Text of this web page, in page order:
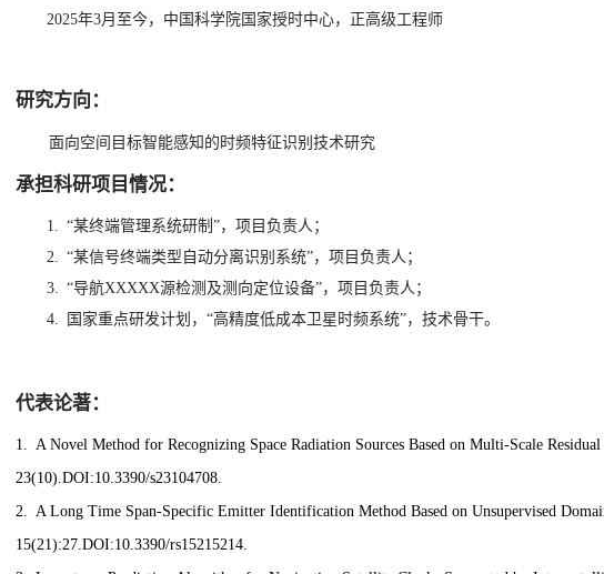
2025年3月至今，中国科学院国家授时中心，正高级工程师
研究方向：
面向空间目标智能感知的时频特征识别技术研究
承担科研项目情况：
1. “某终端管理系统研制”，项目负责人；
2. “某信号终端类型自动分离识别系统”，项目负责人；
3. “导航XXXXX源检测及测向定位设备”，项目负责人；
4. 国家重点研发计划，“高精度低成本卫星时频系统”，技术骨干。
代表论著：
1. A Novel Method for Recognizing Space Radiation Sources Based on Multi-Scale
23(10).DOI:10.3390/s23104708.
2. A Long Time Span-Specific Emitter Identification Method Based on Unsupervised
15(21):27.DOI:10.3390/rs15215214.